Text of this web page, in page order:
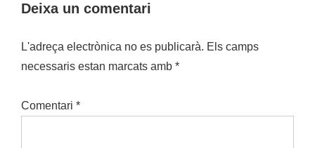
Deixa un comentari
L'adreça electrònica no es publicarà. Els camps
necessaris estan marcats amb *
Comentari *